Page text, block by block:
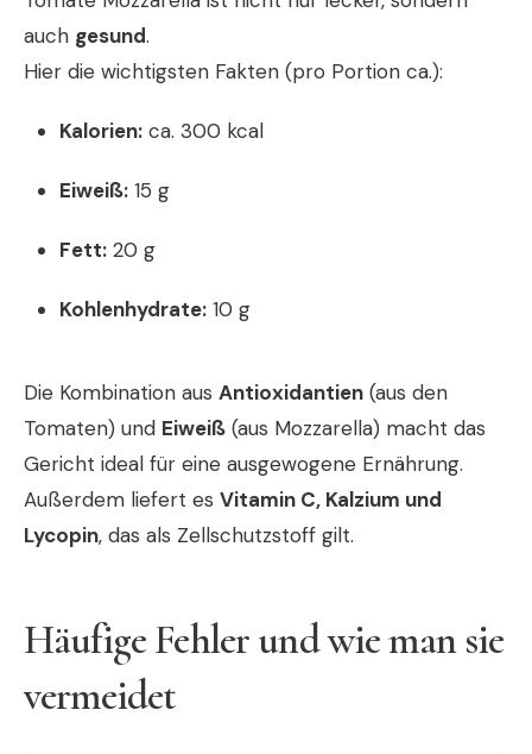
auch gesund.
Hier die wichtigsten Fakten (pro Portion ca.):
Kalorien: ca. 300 kcal
Eiweiß: 15 g
Fett: 20 g
Kohlenhydrate: 10 g
Die Kombination aus Antioxidantien (aus den
Tomaten) und Eiweiß (aus Mozzarella) macht das
Gericht ideal für eine ausgewogene Ernährung.
Außerdem liefert es Vitamin C, Kalzium und
Lycopin, das als Zellschutzstoff gilt.
Häufige Fehler und wie man sie
vermeidet